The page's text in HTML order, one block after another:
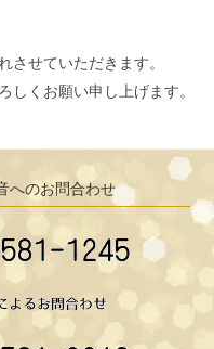
させていただきます。
しくお願い申し上げます。
へのお問合わせ